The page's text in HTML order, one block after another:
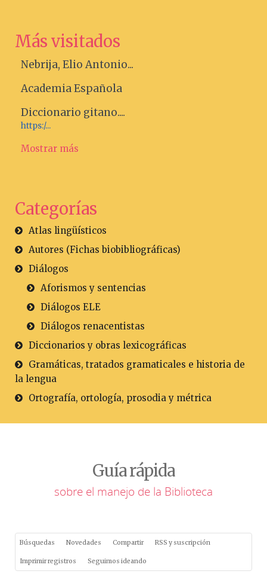
Más visitados
Nebrija, Elio Antonio...
Academia Española
Diccionario gitano....
https:/...
Mostrar más
Categorías
Atlas lingüísticos
Autores (Fichas biobibliográficas)
Diálogos
Aforismos y sentencias
Diálogos ELE
Diálogos renacentistas
Diccionarios y obras lexicográficas
Gramáticas, tratados gramaticales e historia de
la lengua
Ortografía, ortología, prosodia y métrica
Guía rápida
sobre el manejo de la Biblioteca
Búsquedas Novedades Compartir RSS y suscripción
Imprimir registros Seguimos ideando